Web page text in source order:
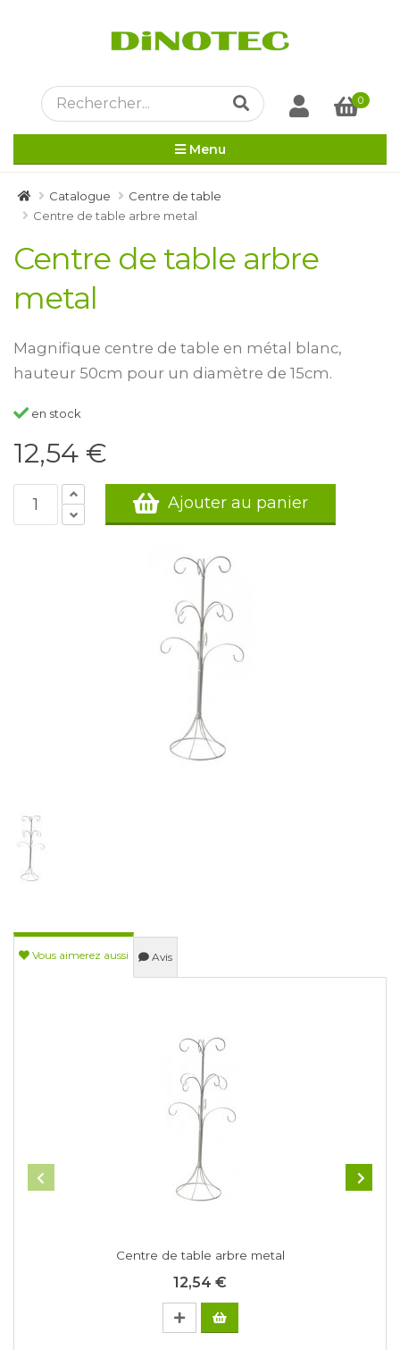
0
Menu
Catalogue
Centre de table
Centre de table arbre metal
Centre de table arbre
metal
Magnifique centre de table en métal blanc,
hauteur 50cm pour un diamètre de 15cm.
en stock
12,54 €
Ajouter au panier
Vous aimerez aussi Avis
Centre de table arbre metal
12,54 €